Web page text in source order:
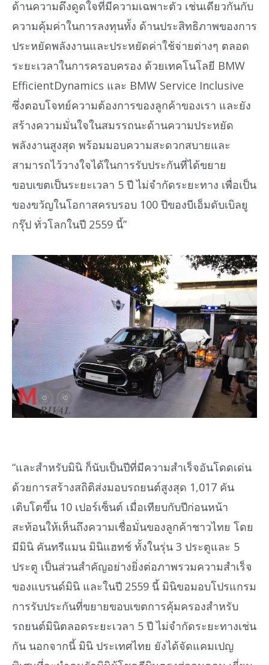
ด้านความดึงดูดใจที่มีความเฉพาะตัว เช่นเดียวกันกับ
ความคุ้มค่าในการลงทุนทั้ง ด้านประสิทธิภาพของการ
ประหยัดพลังงานและประหยัดค่าใช้จ่ายต่างๆ ตลอด
ระยะเวลาในการครอบครอง ด้วยเทคโนโลยี BMW
EfficientDynamics และ BMW Service Inclusive
ซึ่งตอบโจทย์ความต้องการของลูกค้าของเรา และยัง
สร้างความมั่นใจในสมรรถนะด้านความประหยัด
พลังงานสูงสุด พร้อมมอบความสะดวกสบายและ
สามารถไว้วางใจได้ในการรับประกันที่ได้ขยาย
ขอบเขตเป็นระยะเวลา 5 ปี ไม่จำกัดระยะทาง เพื่อเป็น
ของขวัญในโอกาสครบรอบ 100 ปีของบีเอ็มดับเบิลยู
กรุ๊ป ทั่วโลกในปี 2559 นี้”
“และสำหรับมินิ ก็นับเป็นปีที่มีความสำเร็จอันโดดเด่น
ด้วยการสร้างสถิติส่งมอบรถยนต์สูงสุด 1,017 คัน
เติบโตขึ้น 10 เปอร์เซ็นต์ เมื่อเทียบกับปีก่อนหน้า
สะท้อนให้เห็นถึงความเชื่อมั่นของลูกค้าชาวไทย โดย
มีมินิ คันทรีแมน มินิแฮทช์ ทั้งในรุ่น 3 ประตูและ 5
ประตู เป็นส่วนสำคัญอย่างยิ่งต่อภาพรวมความสำเร็จ
ของแบรนด์มินิ และในปี 2559 นี้ มินิขอมอบโปรแกรม
การรับประกันที่ขยายขอบเขตการคุ้มครองสำหรับ
รถยนต์มินิตลอดระยะเวลา 5 ปี ไม่จำกัดระยะทางเช่น
กัน นอกจากนี้ มินิ ประเทศไทย ยังได้จัดแคมเปญ